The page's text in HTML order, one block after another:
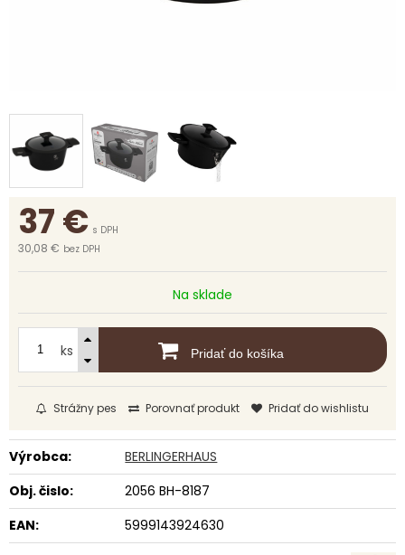
37€ s DPH
30,08 € bez DPH
Na sklade
ks Pridať do košíka
Strážny pes Porovnať produkt Pridať do wishlistu
Výrobca:
BERLINGERHAUS
Obj. čislo:
2056 BH-8187
EAN:
5999143924630